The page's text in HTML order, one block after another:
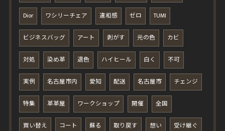
Dior ワシリーチェア 違和感 ゼロ TUMI
ビジネスバッグ アート 剥がす 元の色 カビ
対処 染め革 退色 ハイヒール 白く 不可
実例 名古屋市内 愛知 配送 名古屋市 チェンジ
特集 革革屋 ワークショップ 開催 全国
買い替え コート 蘇る 取り戻す 想い 受け継ぐ